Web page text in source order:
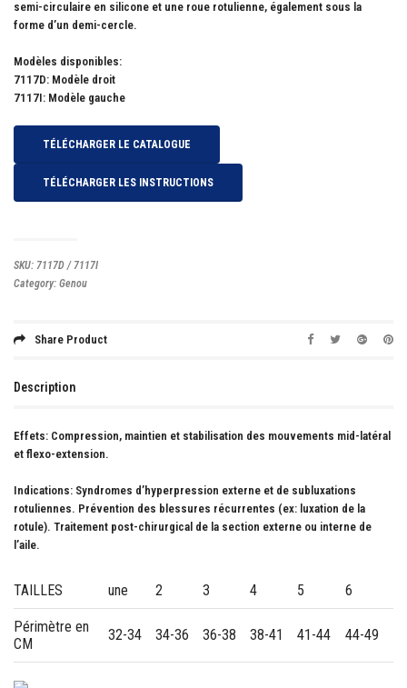
semi-circulaire en silicone et une roue rotulienne, également sous la
forme d’un demi-cercle.
Modèles disponibles:
7117D: Modèle droit
7117I: Modèle gauche
TÉLÉCHARGER LE CATALOGUE
TÉLÉCHARGER LES INSTRUCTIONS
SKU: 7117D / 7117I
Category: Genou
Share Product
Description
Effets: Compression, maintien et stabilisation des mouvements mid-latéral
et flexo-extension.
Indications: Syndromes d’hyperpression externe et de subluxations
rotuliennes. Prévention des blessures récurrentes (ex: luxation de la
rotule). Traitement post-chirurgical de la section externe ou interne de
l’aile.
TAILLES une 2 3 4 5 6
Périmètre en
CM
32-34 34-36 36-38 38-41 41-44 44-49